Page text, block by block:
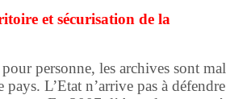
et sécurisation de la
personne, les archives sont mal
pays. L’Etat n’arrive pas à défendre